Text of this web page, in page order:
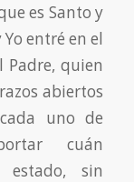
es Santo y
entré en el
Padre, quien
abiertos
uno de
cuán
estado, sin